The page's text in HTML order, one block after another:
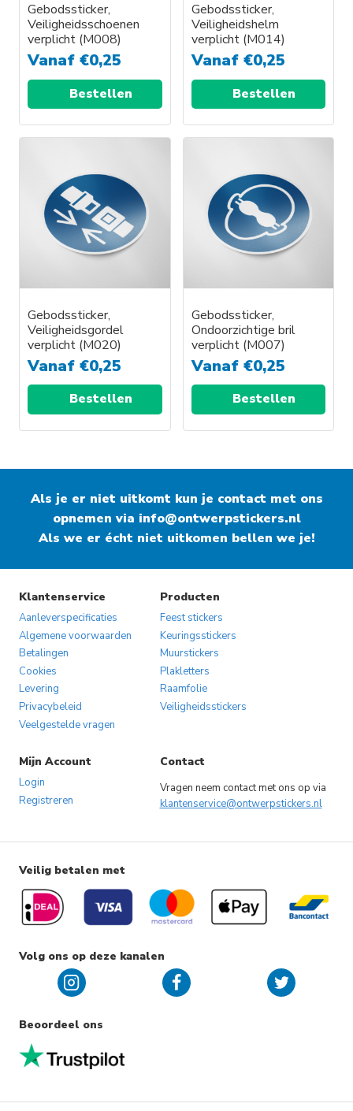
Gebodssticker,
Veiligheidsschoenen
verplicht (M008)
Vanaf €0,25
Bestellen
Gebodssticker,
Veiligheidshelm
verplicht (M014)
Vanaf €0,25
Bestellen
Gebodssticker,
Veiligheidsgordel
verplicht (M020)
Vanaf €0,25
Bestellen
Gebodssticker,
Ondoorzichtige bril
verplicht (M007)
Vanaf €0,25
Bestellen
Als je er niet uitkomt kun je contact met ons
opnemen via info@ontwerpstickers.nl
Als we er écht niet uitkomen bellen we je!
Klantenservice
Aanleverspecificaties
Algemene voorwaarden
Betalingen
Cookies
Levering
Privacybeleid
Veelgestelde vragen
Producten
Feest stickers
Keuringsstickers
Muurstickers
Plakletters
Raamfolie
Veiligheidsstickers
Mijn Account
Login
Registreren
Contact
Vragen neem contact met ons op via
klantenservice@ontwerpstickers.nl
Veilig betalen met
Volg ons op deze kanalen
Beoordeel ons